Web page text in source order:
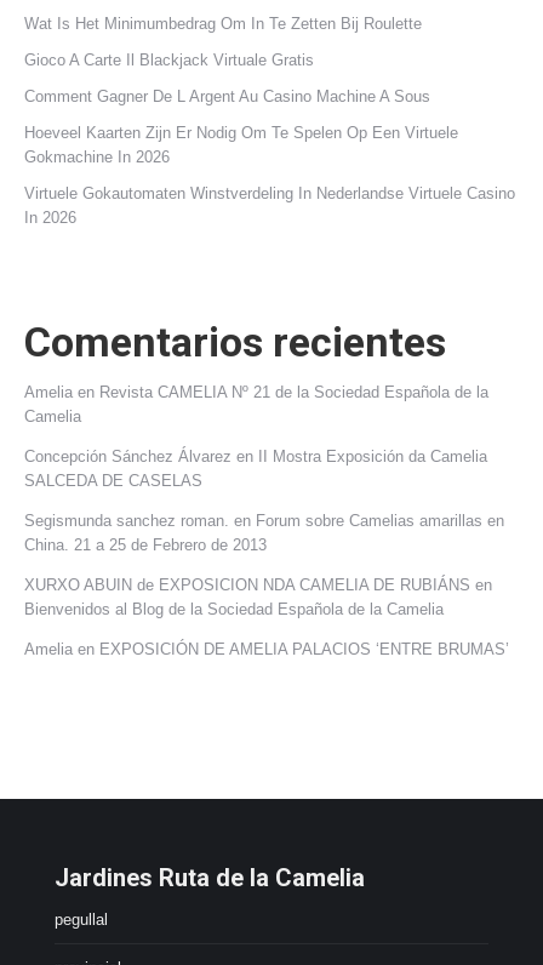
Wat Is Het Minimumbedrag Om In Te Zetten Bij Roulette
Gioco A Carte Il Blackjack Virtuale Gratis
Comment Gagner De L Argent Au Casino Machine A Sous
Hoeveel Kaarten Zijn Er Nodig Om Te Spelen Op Een Virtuele
Gokmachine In 2026
Virtuele Gokautomaten Winstverdeling In Nederlandse Virtuele Casino
In 2026
Comentarios recientes
Amelia en Revista CAMELIA Nº 21 de la Sociedad Española de la
Camelia
Concepción Sánchez Álvarez en
II Mostra Exposición da Camelia
SALCEDA DE CASELAS
Segismunda sanchez roman. en Forum sobre Camelias amarillas en
China. 21 a 25 de Febrero de 2013
XURXO ABUIN de EXPOSICION NDA CAMELIA DE RUBIÁNS en
Bienvenidos al Blog de la Sociedad Española de la Camelia
Amelia en EXPOSICIÓN DE AMELIA PALACIOS ‘ENTRE BRUMAS’
Jardines Ruta de la Camelia
pegullal